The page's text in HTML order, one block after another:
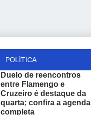
POLÍTICA
Duelo de reencontros
entre Flamengo e
Cruzeiro é destaque da
quarta; confira a agenda
completa